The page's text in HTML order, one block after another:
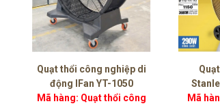
Quạt thổi công nghiệp di
động IFan YT-1050
Mã hàng: Quạt thổi công
Mã